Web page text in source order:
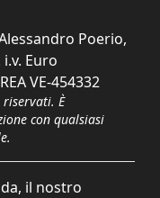
Poerio,
i.v. Euro
VE-454332
È
con qualsiasi
il nostro